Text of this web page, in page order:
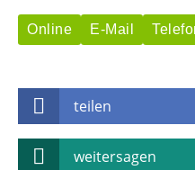
Online E-Mail
teilen
weitersagen